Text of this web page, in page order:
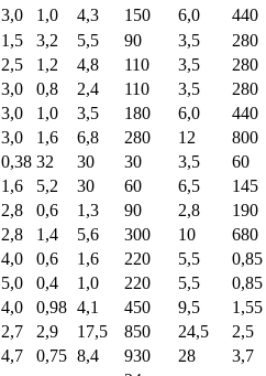
3,0 1,0 4,3 150 6,0
440
1,5 3,2 5,5 90 3,5
280
2,5 1,2 4,8 110 3,5
280
3,0 0,8 2,4 110 3,5
280
3,0 1,0 3,5 180 6,0
440
3,0 1,6 6,8 280 12
800
0,38 32 30 30 3,5
60
1,6 5,2 30 60 6,5
145
2,8 0,6 1,3 90 2,8
190
2,8 1,4 5,6 300 10
680
4,0 0,6 1,6 220 5,5
0,85
5,0 0,4 1,0 220 5,5
0,85
4,0 0,98 4,1 450 9,5
1,55
2,7 2,9 17,5 850 24,5
2,5
4,7 0,75 8,4 930 28
3,7